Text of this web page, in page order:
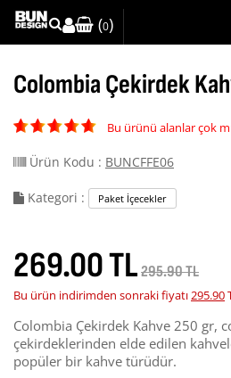
(0)
Colombia Çekirdek
Bu ürünü alanlar çok
Ürün Kodu : BUNCFFE06
Kategori : Paket İçecekler
269.00 TL295.90 TL
Bu ürün indirimden sonraki fiyatı295.90
Colombia Çekirdek Kahve 250 gr,
çekirdeklerinden elde edilen
popüler bir kahve türüdür.